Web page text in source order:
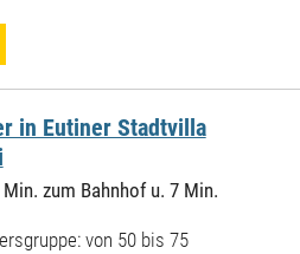
in Eutiner Stadtvilla
zum Bahnhof u. 7 Min.
von 50 bis 75